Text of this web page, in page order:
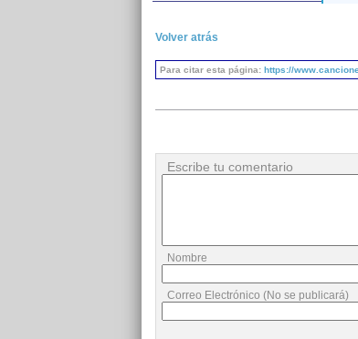
Volver atrás
Para citar esta página: https://
Escribe tu comentario
Nombre
Correo Electrónico (No se publicará)